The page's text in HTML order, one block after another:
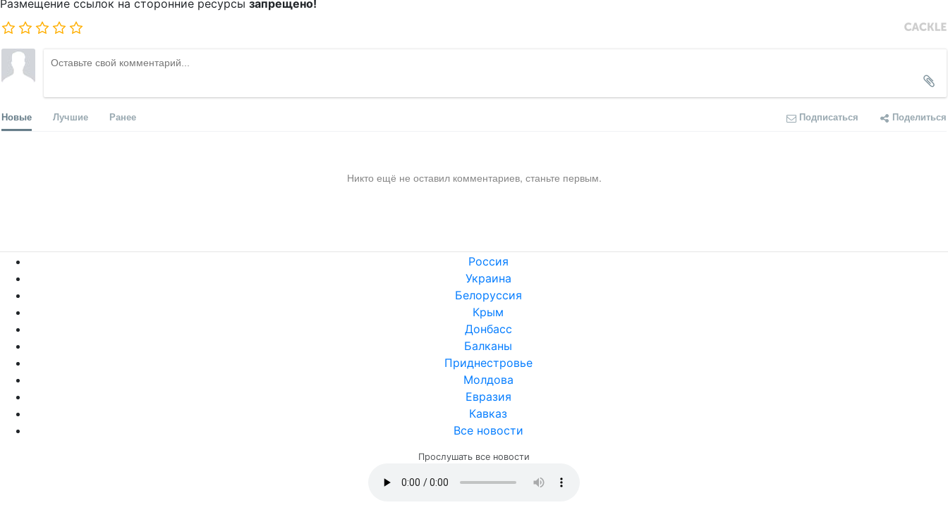
Размещение ссылок на сторонние ресурсы запрещено!
Новые Лучшие Ранее Подписаться Поделиться
Никто ещё не оставил комментариев, станьте первым.
Россия
Украина
Белоруссия
Крым
Донбасс
Балканы
Приднестровье
Молдова
Евразия
Кавказ
Все новости
Прослушать все новости